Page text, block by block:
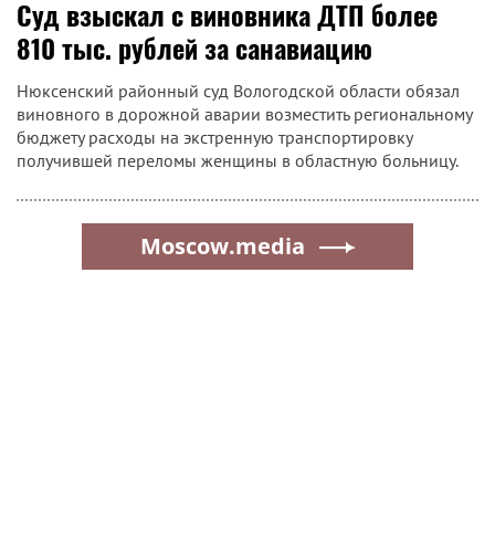
Суд взыскал с виновника ДТП более
810 тыс. рублей за санавиацию
Нюксенский районный суд Вологодской области обязал
виновного в дорожной аварии возместить региональному
бюджету расходы на экстренную транспортировку
получившей переломы женщины в областную больницу.
Moscow.media